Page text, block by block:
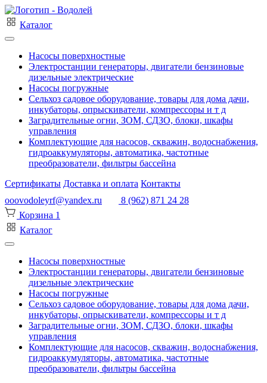
Каталог
Насосы поверхностные
Электростанции генераторы, двигатели бензиновые
дизельные электрические
Насосы погружные
Сельхоз садовое оборудование, товары для дома дачи,
инкубаторы, опрыскиватели, компрессоры и т д
Заградительные огни, ЗОМ, СДЗО, блоки, шкафы
управления
Комплектующие для насосов, скважин, водоснабжения,
гидроаккумуляторы, автоматика, частотные
преобразователи, фильтры бассейна
Сертификаты Доставка и оплата Контакты
ooovodoleyrf@yandex.ru
8 (962) 871 24 28
Корзина 1
Каталог
Насосы поверхностные
Электростанции генераторы, двигатели бензиновые
дизельные электрические
Насосы погружные
Сельхоз садовое оборудование, товары для дома дачи,
инкубаторы, опрыскиватели, компрессоры и т д
Заградительные огни, ЗОМ, СДЗО, блоки, шкафы
управления
Комплектующие для насосов, скважин, водоснабжения,
гидроаккумуляторы, автоматика, частотные
преобразователи, фильтры бассейна